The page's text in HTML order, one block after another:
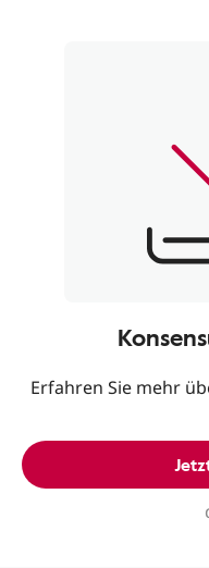
Erfahren Sie mehr